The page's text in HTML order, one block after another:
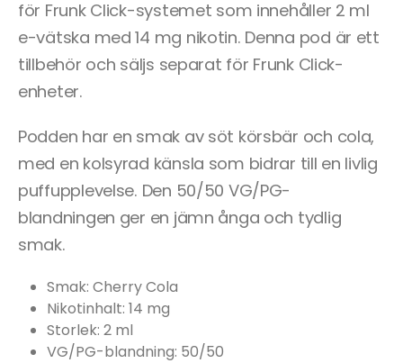
för Frunk Click-systemet som innehåller 2 ml
e-vätska med 14 mg nikotin. Denna pod är ett
tillbehör och säljs separat för Frunk Click-
enheter.
Podden har en smak av söt körsbär och cola,
med en kolsyrad känsla som bidrar till en livlig
puffupplevelse. Den 50/50 VG/PG-
blandningen ger en jämn ånga och tydlig
smak.
Smak: Cherry Cola
Nikotinhalt: 14 mg
Storlek: 2 ml
VG/PG-blandning: 50/50